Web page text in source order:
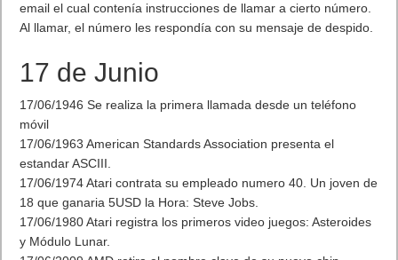
email el cual contenía instrucciones de llamar a cierto número.
Al llamar, el número les respondía con su mensaje de despido.
17 de Junio
17/06/1946 Se realiza la primera llamada desde un teléfono
móvil
17/06/1963 American Standards Association presenta el
estandar ASCIII.
17/06/1974 Atari contrata su empleado numero 40. Un joven de
18 que ganaria 5USD la Hora: Steve Jobs.
17/06/1980 Atari registra los primeros video juegos: Asteroides
y Módulo Lunar.